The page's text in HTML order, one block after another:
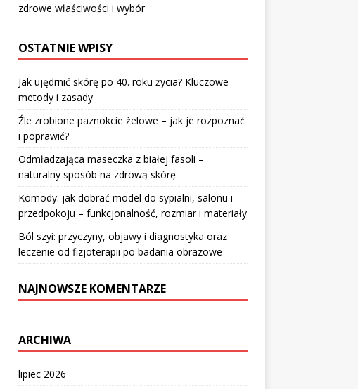
zdrowe właściwości i wybór
OSTATNIE WPISY
Jak ujędrnić skórę po 40. roku życia? Kluczowe
metody i zasady
Źle zrobione paznokcie żelowe – jak je rozpoznać
i poprawić?
Odmładzająca maseczka z białej fasoli –
naturalny sposób na zdrową skórę
Komody: jak dobrać model do sypialni, salonu i
przedpokoju – funkcjonalność, rozmiar i materiały
Ból szyi: przyczyny, objawy i diagnostyka oraz
leczenie od fizjoterapii po badania obrazowe
NAJNOWSZE KOMENTARZE
ARCHIWA
lipiec 2026